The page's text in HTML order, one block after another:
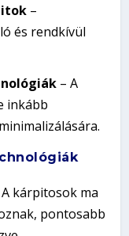
–
és rendkívül
– A
inkább
A kárpitosok ma
pontosabb